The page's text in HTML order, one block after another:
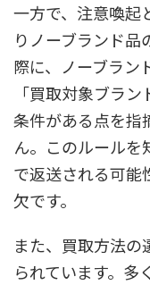
一方で、注意喚起
りノーブランド品
際に、ノーブラン
「買取対象ブラ
条件がある点を指
ん。このルールを
で返送される可能
欠です。
また、買取方法
られています。多